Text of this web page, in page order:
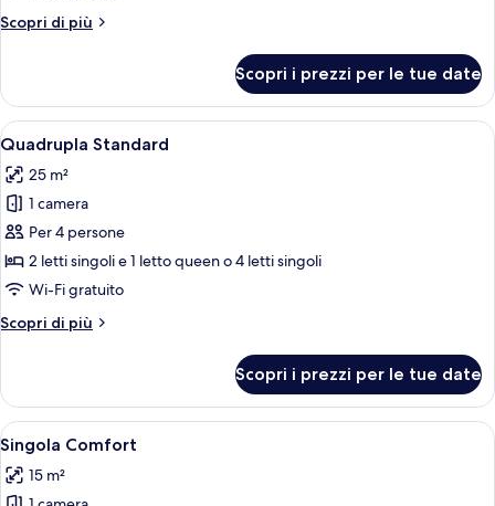
Scopri di più
Altri
Standard
Scopri i prezzi per le tue date
Apri
tutte
le
foto
per
Quadrupla
Standard
Quadrupla Standard | Una
4
Quadrupla Standard
25 m²
1 camera
Per 4 persone
2 letti singoli e 1 letto queen o 4 letti singoli
Wi-Fi gratuito
Scopri di più
Altri
Standard
Scopri i prezzi per le tue date
Apri
tutte
le
Un letto rifatto con biancheria
3
Singola Comfort
15 m²